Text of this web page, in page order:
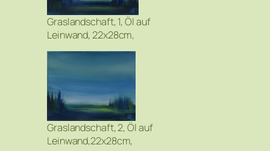
Graslandschaft, 1, Öl auf
Leinwand, 22x28cm,
Graslandschaft, 2, Öl auf
Leinwand,22x28cm,